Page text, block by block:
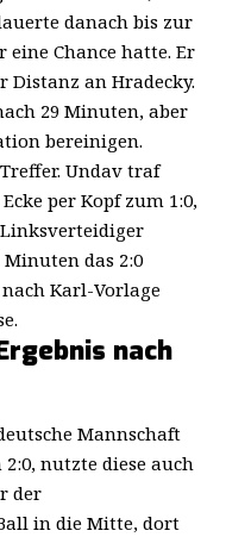
danach bis zur
eine Chance hatte. Er
Distanz an Hradecky.
29 Minuten, aber
bereinigen.
Undav traf
per Kopf zum 1:0,
das 2:0
Karl-Vorlage
nach
Mannschaft
nutzte diese auch
der
in die Mitte, dort